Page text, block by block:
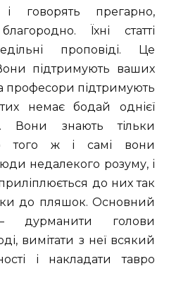
говорять прегарно,
Їхні статті
проповіді. Це
підтримують ваших
а професори підтримують
немає бодай однієї
Вони знають тільки
того ж і самі вони
недалекого розуму, і
до них так
до пляшок. Основний
дурманити голови
вимітати з неї всякий
і накладати тавро